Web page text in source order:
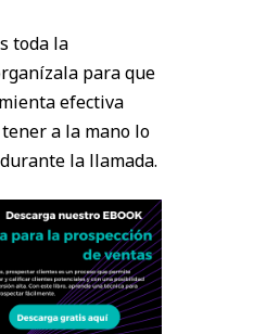
toda la
para que
efectiva
a la mano lo
la llamada.